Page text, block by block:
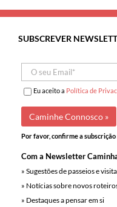
SUBSCREVER
Eu aceito a Política de
Por favor, confirme a
Com a Newsletter
» Sugestões de passeios e
» Notícias sobre novos
» Destaques a pensar em si